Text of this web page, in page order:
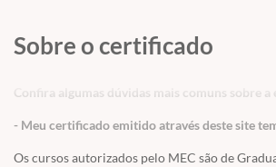
Sobre o certificado
Confira algumas dúvidas mais comuns sobre
- Meu certificado emitido através deste site
Os cursos autorizados pelo MEC são de